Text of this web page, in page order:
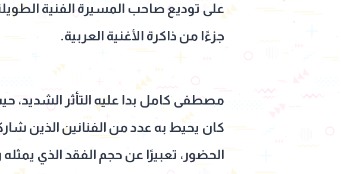
على توديع صاحب المسيرة الفنية
جزءًا من ذاكرة الأغنية العربية.
مصطفى كامل بدا عليه التأثر
كان يحيط به عدد من الفنانين الذين
الحضور، تعبيرًا عن حجم الفقد الذي يمثله